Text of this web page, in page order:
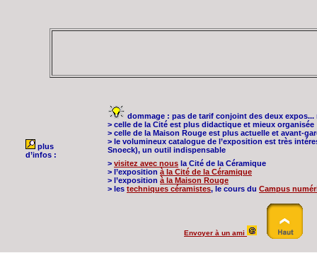
plus
d’infos :
dommage : pas de tarif conjoint des deux
> celle de la Cité est plus didactique et mieux organisée
> celle de la Maison Rouge est plus actuelle et avant-
> le volumineux catalogue de l’exposition est très
Snoeck), un outil indispensable
> visitez avec nous la Cité de la Céramique
> l’exposition à la Cité de la Céramique
> l’exposition à la Maison Rouge
> les techniques céramistes, le cours du Campus
Envoyer à un ami